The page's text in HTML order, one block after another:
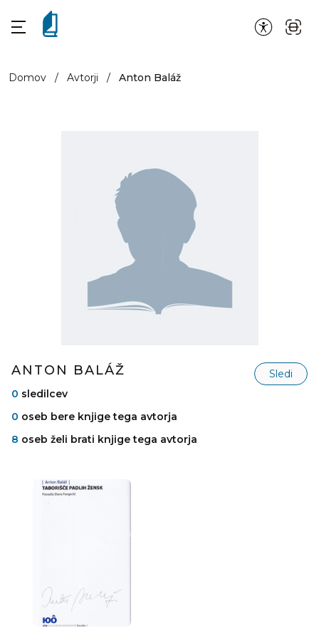
Domov / Avtorji / Anton Baláž
ANTON BALÁŽ
Sledi
0 sledilcev
0 oseb bere knjige tega avtorja
8 oseb želi brati knjige tega avtorja